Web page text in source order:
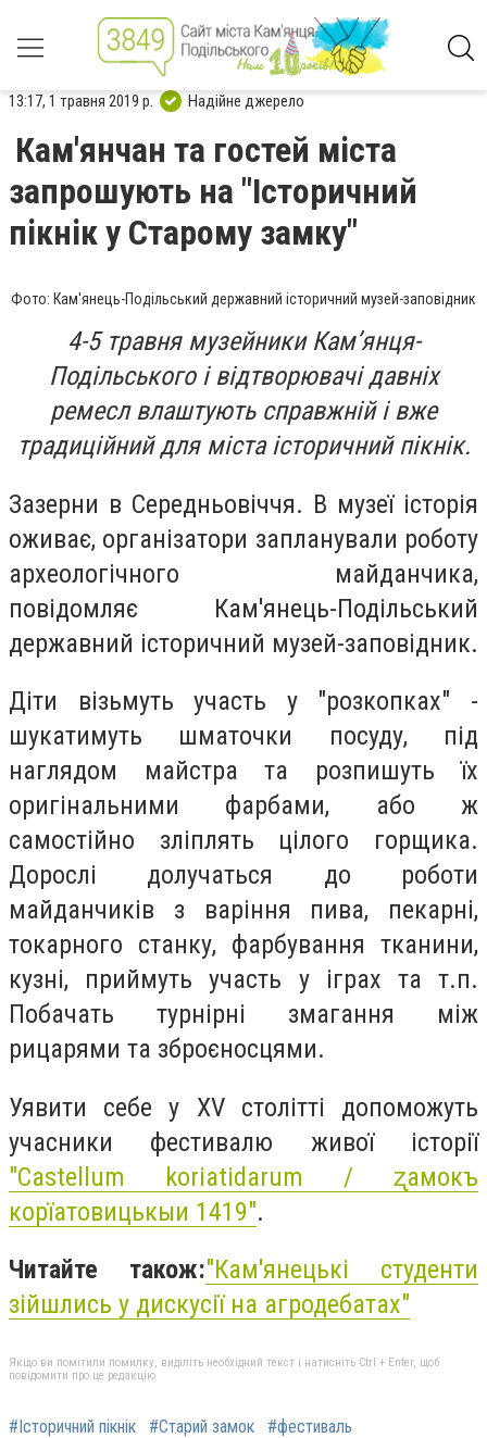
13:17, 1 травня 2019 р. Надійне джерело
Кам'янчан та гостей міста
запрошують на "Історичний
пікнік у Старому замку"
Фото: Кам'янець-Подільський державний історичний музей-заповідник
4-5 травня музейники Кам’янця-
Подільського і відтворювачі давніх
ремесл влаштують справжній і вже
традиційний для міста історичний пікнік.
Зазерни в Середньовіччя. В музеї історія
оживає, організатори запланували роботу
археологічного майданчика,
повідомляє Кам'янець-Подільський
державний історичний музей-заповідник.
Діти візьмуть участь у "розкопках" -
шукатимуть шматочки посуду, під
наглядом майстра та розпишуть їх
оригінальними фарбами, або ж
самостійно зліплять цілого горщика.
Дорослі долучаться до роботи
майданчиків з варіння пива, пекарні,
токарного станку, фарбування тканини,
кузні, приймуть участь у іграх та т.п.
Побачать турнірні змагання між
рицарями та зброєносцями.
Уявити себе у ХV столітті допоможуть
учасники фестивалю живої історії
"Castellum koriatidarum / ʐамокъ
корїатовицькыи 1419".
Читайте також:"Кам'янецькі студенти
зійшлись у дискусії на агродебатах"
Якщо ви помітили помилку, виділіть необхідний текст і натисніть Ctrl + Enter, щоб
повідомити про це редакцію
#Історичний пікнік #Старий замок #фестиваль